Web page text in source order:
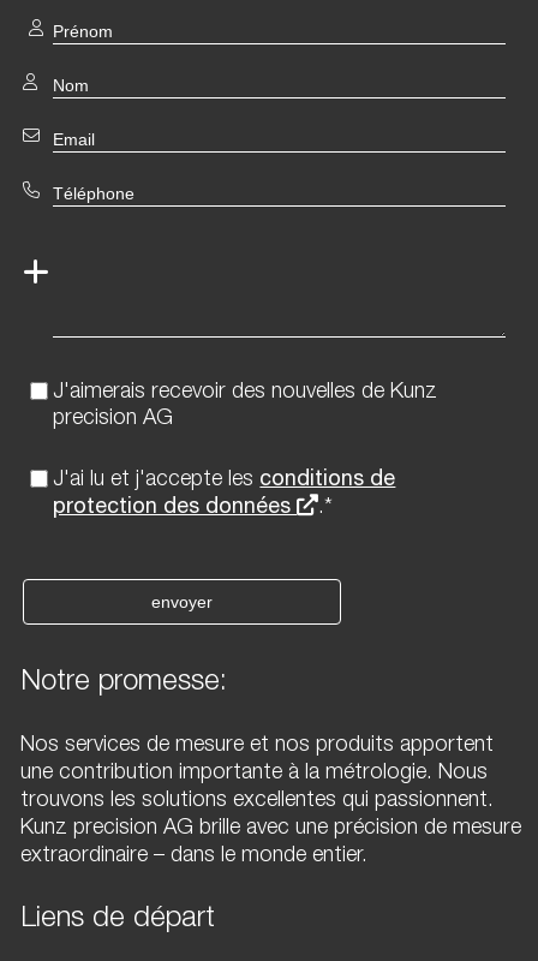
J'aimerais recevoir des nouvelles de Kunz
precision AG
J'ai lu et j'accepte les conditions de
protection des données
.*
envoyer
Notre promesse:
Nos services de mesure et nos produits apportent
une contribution importante à la métrologie. Nous
trouvons les solutions excellentes qui passionnent.
Kunz precision AG brille avec une précision de mesure
extraordinaire – dans le monde entier.
Liens de départ